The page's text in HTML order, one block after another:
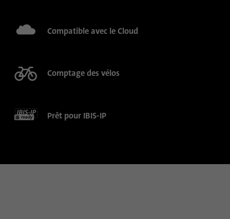
Compatible avec le Cloud
Comptage des vélos
Prêt pour IBIS-IP
Durée 1 an
Objetif
appareils qui accèdent à LinkedIn afin de